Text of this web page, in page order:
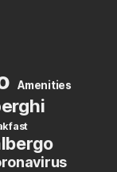
Amenities